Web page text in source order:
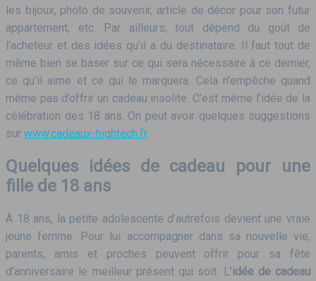
les bijoux, photo de souvenir, article de décor pour son futur
appartement, etc. Par ailleurs, tout dépend du goût de
l’acheteur et des idées qu’il a du destinataire. Il faut tout de
même bien se baser sur ce qui sera nécessaire à ce dernier,
ce qu’il aime et ce qui le marquera. Cela n’empêche quand
même pas d’offrir un cadeau insolite. C’est même l’idée de la
célébration des 18 ans. On peut avoir quelques suggestions
sur www.cadeaux-hightech.fr.
Quelques idées de cadeau pour une
fille de 18 ans
À 18 ans, la petite adolescente d’autrefois devient une vraie
jeune femme. Pour lui accompagner dans sa nouvelle vie,
parents, amis et proches peuvent offrir pour sa fête
d’anniversaire le meilleur présent qui soit. L’idée de cadeau